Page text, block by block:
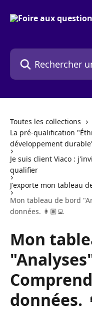
Rechercher un article...
Toutes les collections
La pré-qualification
développement
Je suis client Viaco :
qualifier
J'exporte mon tableau
Mon tableau de bord
données. 👩🏽‍💻
Mon
données.